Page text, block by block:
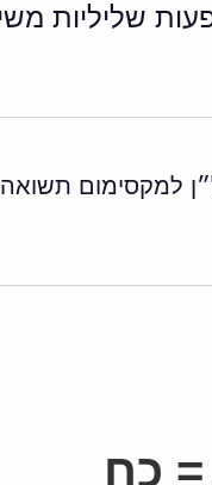
שליליות
למקסימום
= כח